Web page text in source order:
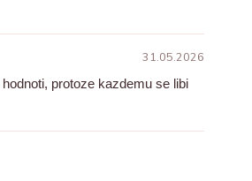
31.05.2026
protoze kazdemu se libi